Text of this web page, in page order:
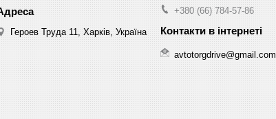
Героев Труда 11, Харків, Україна
+380 (66) 784-57-86
avtotorgdrive@gmail.com